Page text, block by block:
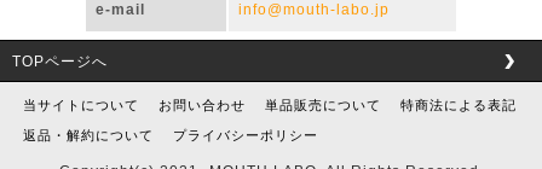
e-mail info@mouth-labo.jp
TOPページへ
当サイトについて お問い合わせ 単品販売について 特商法による表記
返品・解約について プライバシーポリシー